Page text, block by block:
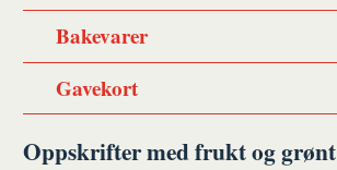
Bakevarer
Gavekort
Oppskrifter med frukt og grønt